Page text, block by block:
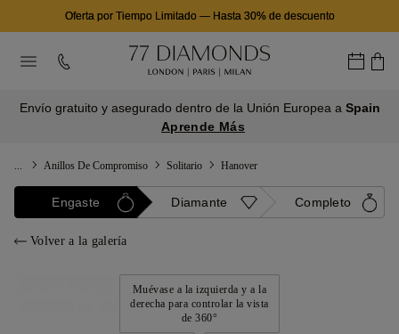
Oferta por Tiempo Limitado— Hasta 30% de descuento
Envío gratuito y asegurado dentro de la Unión Europea a Spain
Aprende Más
Anillos De Compromiso Solitario Hanover
Engaste Diamante Completo
Volver a la galería
Muévase a la izquierda y a la
derecha para controlar la vista
de 360°